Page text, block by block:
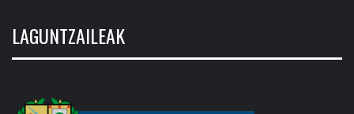
LAGUNTZAILEAK